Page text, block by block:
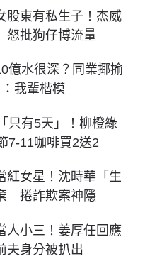
股東有私生子！杰威
批狗仔博流量
億水很深？同業揶揄
我輩楷模
只有5天」！柳橙綠
11咖啡買2送2
紅女星！沈時華「生
捲詐欺案神隱
人小三！姜厚任回應
夫身分被扒出